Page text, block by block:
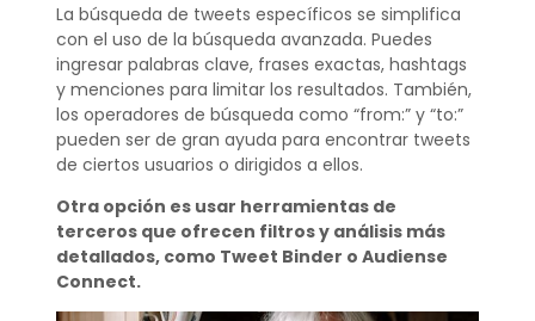
La búsqueda de tweets específicos se simplifica
con el uso de la búsqueda avanzada. Puedes
ingresar palabras clave, frases exactas, hashtags
y menciones para limitar los resultados. También,
los operadores de búsqueda como “from:” y “to:”
pueden ser de gran ayuda para encontrar tweets
de ciertos usuarios o dirigidos a ellos.
Otra opción es usar herramientas de
terceros que ofrecen filtros y análisis más
detallados, como Tweet Binder o Audiense
Connect.